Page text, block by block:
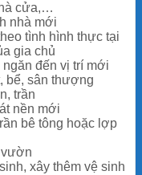
cửa,…
nhà mới
tình hình thực tại
gia chủ
đến vị trí mới
bể, sân thượng
trần
nền mới
bê tông hoặc lợp
vườn
xây thêm vệ sinh